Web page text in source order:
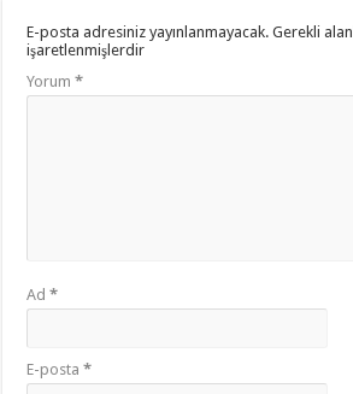
E-posta adresiniz yayınlanmayacak. Gerekli
işaretlenmişlerdir
Yorum*
Ad*
E-posta*